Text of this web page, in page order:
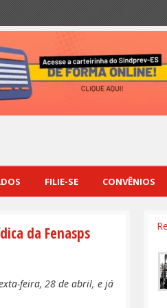
FILIE-SE CONVÊNIOS
da Fenasps
feira, 28 de abril, e já